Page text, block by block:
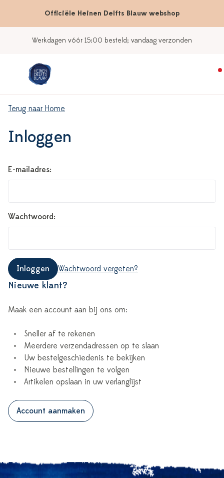
Officiële Heinen Delfts Blauw webshop
Werkdagen vóór 15:00 besteld; vandaag verzonden
Terug naar Home
Inloggen
E-mailadres:
Wachtwoord:
Inloggen Wachtwoord vergeten?
Nieuwe klant?
Maak een account aan bij ons om:
Sneller af te rekenen
Meerdere verzendadressen op te slaan
Uw bestelgeschiedenis te bekijken
Nieuwe bestellingen te volgen
Artikelen opslaan in uw verlanglijst
Account aanmaken